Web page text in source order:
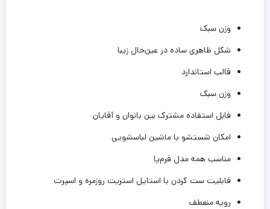
وزن سبک
شکل ظاهری ساده در عین‌حال زیبا
قالب استاندارد
وزن سبک
فابل استفاده مشترک بین بانوان و آقایان
امکان شستشو با ماشین لباسشویی
مناسب همه مدل فرم‌پا
قابلیت ست کردن با استایل استریت روزمره و اسپرت
رویه منعطف